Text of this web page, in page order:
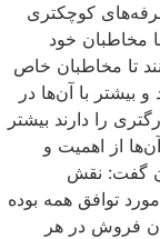
کوچکتری
مخاطبان خود
تا مخاطبان خاص
بیشتر با آن‌ها در
را دارند بیشتر
از اهمیت و
گفت: نقش
توافق همه بوده
فروش در هر